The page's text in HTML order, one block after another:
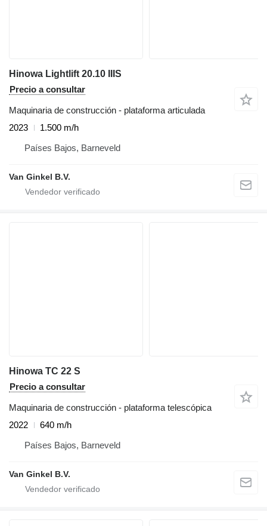
Hinowa Lightlift 20.10 IIIS
Precio a consultar
Maquinaria de construcción - plataforma articulada
2023
1.500 m/h
Países Bajos, Barneveld
Van Ginkel B.V.
Hinowa TC 22 S
Precio a consultar
Maquinaria de construcción - plataforma telescópica
2022
640 m/h
Países Bajos, Barneveld
Van Ginkel B.V.